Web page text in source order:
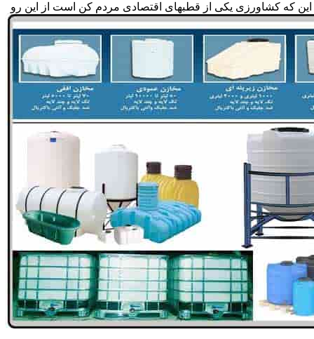
این که کشاورزی یکی از قطبهای اقتصادی مردم کن است از این رو